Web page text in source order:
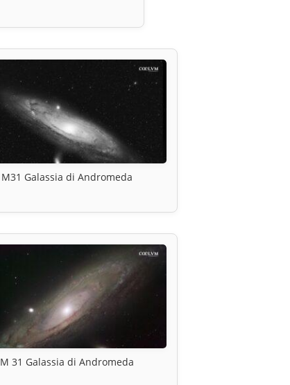
M31 Galassia di Andromeda
M 31 Galassia di Andromeda